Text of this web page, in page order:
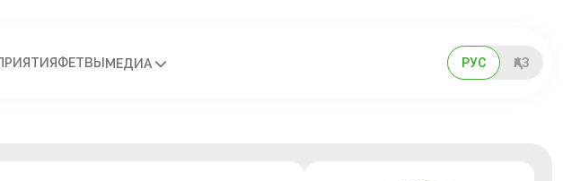
ФЕТВЫ МЕДИА РУС ҚАЗ